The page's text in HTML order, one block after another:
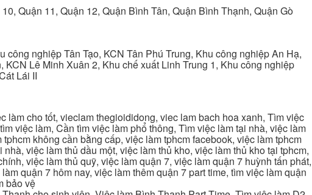
Quận 11, Quận 12, Quận Bình Tân, Quận Bình Thạnh, Quận Gò
nghiệp Tân Tạo, KCN Tân Phú Trung, Khu công nghiệp An Hạ,
Lê Minh Xuân 2, Khu chế xuất Linh Trung 1, Khu công nghiệp
Lái II
cho tốt, vieclam thegioididong, viec lam bach hoa xanh, Tìm việc
việc làm, Cần tìm việc làm phổ thông, Tìm việc làm tại nhà, việc làm
không cần bằng cấp, việc làm tphcm facebook, việc làm tphcm
việc làm thủ dầu một, việc làm thủ kho, việc làm thủ kho tại tphcm,
việc làm thủ quỹ, việc làm quận 7, việc làm quận 7 huỳnh tấn phát,
quận 7 hôm nay, việc làm thêm quận 7 part time, tìm việc làm quận
bảo vệ